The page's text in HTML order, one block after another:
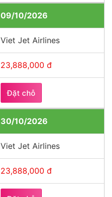
09/10/2026
Viet Jet Airlines
23,888,000 đ
Đặt chỗ
30/10/2026
Viet Jet Airlines
23,888,000 đ